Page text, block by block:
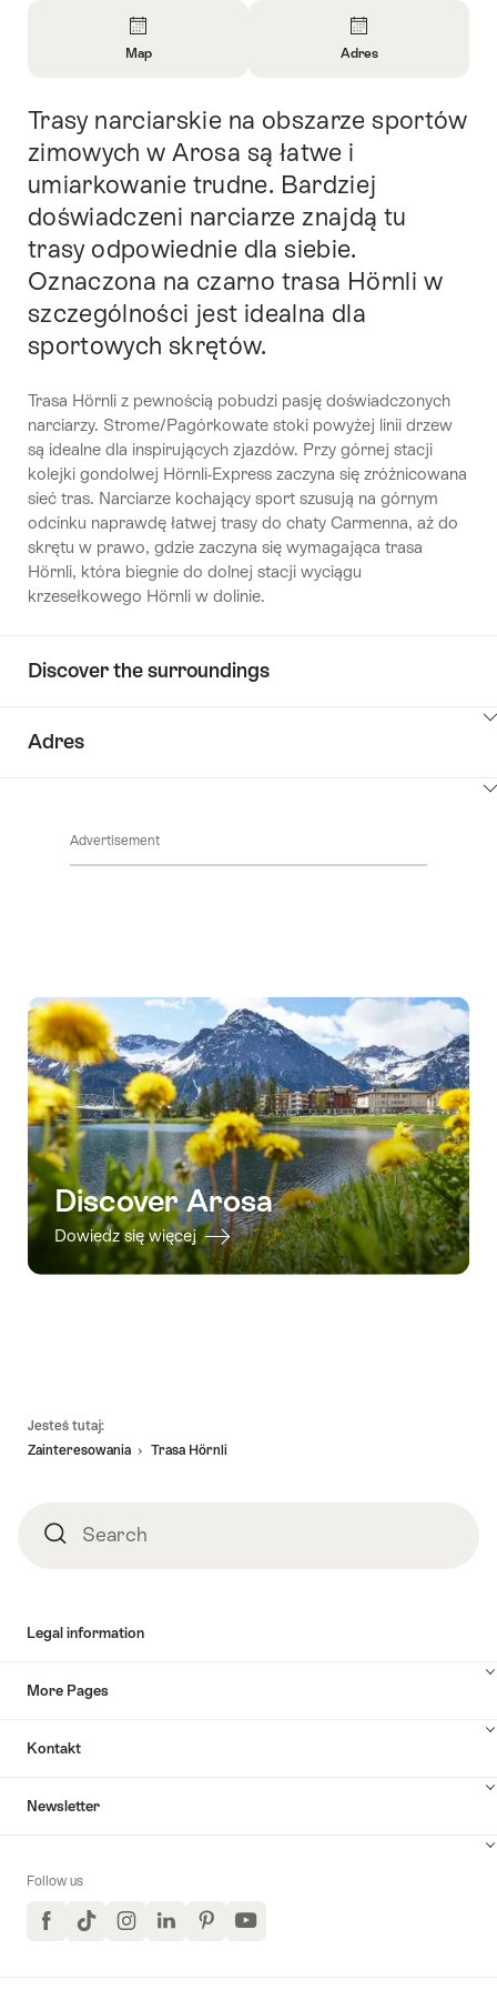
About
Map
Map
About
Contact
Adres
Intro
Trasy narciarskie na obszarze sportów
zimowych w Arosa są łatwe i
umiarkowanie trudne. Bardziej
doświadczeni narciarze znajdą tu
trasy odpowiednie dla siebie.
Oznaczona na czarno trasa Hörnli w
szczególności jest idealna dla
sportowych skrętów.
Trasa Hörnli z pewnością pobudzi pasję doświadczonych
narciarzy. Strome/Pagórkowate stoki powyżej linii drzew
są idealne dla inspirujących zjazdów. Przy górnej stacji
kolejki gondolwej Hörnli-Express zaczyna się zróżnicowana
sieć tras. Narciarze kochający sport szusują na górnym
odcinku naprawdę łatwej trasy do chaty Carmenna, aż do
skrętu w prawo, gdzie zaczyna się wymagająca trasa
Hörnli, która biegnie do dolnej stacji wyciągu
krzesełkowego Hörnli w dolinie.
Discover the surroundings
Adres
Advertisement
Discover Arosa
Dowiedz się więcej
Jesteś tutaj:
Zainteresowania
Trasa Hörnli
SearchSearch
Legal information
More Pages
Kontakt
Newsletter
Follow us
FacebookTikTokInstagramLinkedInPinterestYouTube